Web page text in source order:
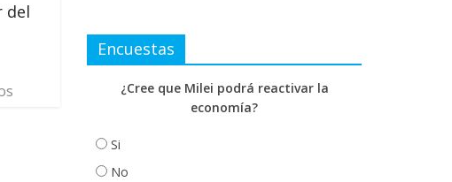
del
Encuestas
¿Cree que Milei podrá reactivar la
economía?
Si
No